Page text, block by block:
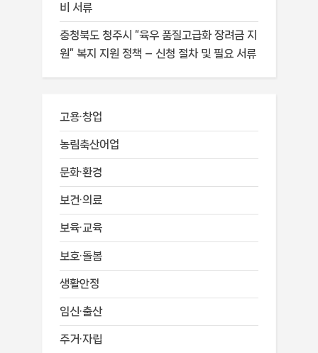
비 서류
충청북도 청주시 “육우 품질고급화 장려금 지
원” 복지 지원 정책 – 신청 절차 및 필요 서류
고용·창업
농림축산어업
문화·환경
보건·의료
보육·교육
보호·돌봄
생활안정
임신·출산
주거·자립